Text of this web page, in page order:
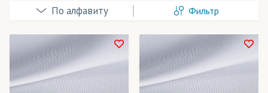
Выставочные стенды
Декорации
Фильтр
В наличии